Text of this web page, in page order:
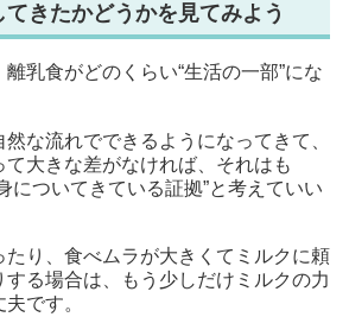
きたかどうかを見てみよう
乳食がどのくらい“生活の一部”にな
な流れでできるようになってきて、
大きな差がなければ、それはも
についてきている証拠”と考えていい
たり、食べムラが大きくてミルクに頼
する場合は、もう少しだけミルクの力
です。